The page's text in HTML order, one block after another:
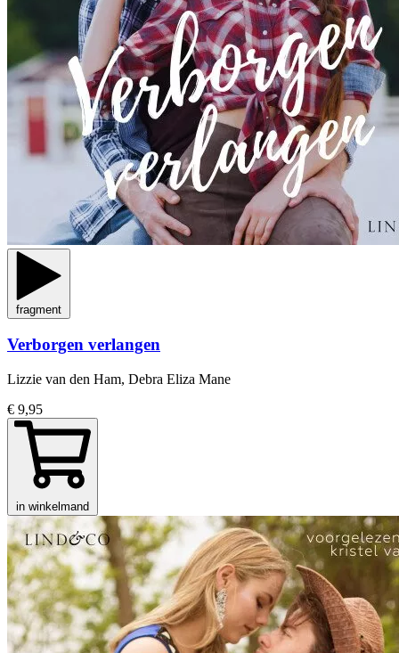
fragment
Verborgen verlangen
Lizzie van den Ham, Debra Eliza Mane
€ 9,95
in winkelmand